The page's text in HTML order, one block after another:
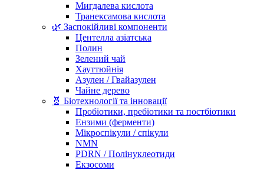
Мигдалева кислота
Транексамова кислота
🌿 Заспокійливі компоненти
Центелла азіатська
Полин
Зелений чай
Хауттюйнія
Азулен / Гвайазулен
Чайне дерево
🧬 Біотехнології та інновації
Пробіотики, пребіотики та постбіотики
Ензими (ферменти)
Мікроспікули / спікули
NMN
PDRN / Полінуклеотиди
Екзосоми